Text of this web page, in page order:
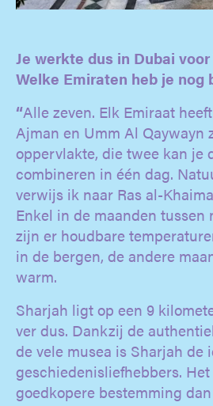
Je werkte dus in Dubai
Welke Emiraten heb je nog
“Alle zeven. Elk Emiraat
Ajman en Umm Al Qaywayn
oppervlakte, die twee kan je
combineren in één dag.
verwijs ik naar Ras al-
Enkel in de maanden tussen
zijn er houdbare
in de bergen, de andere
warm.
Sharjah ligt op een 9
ver dus. Dankzij de
de vele musea is Sharjah de
geschiedenisliefhebbers.
goedkopere bestemming